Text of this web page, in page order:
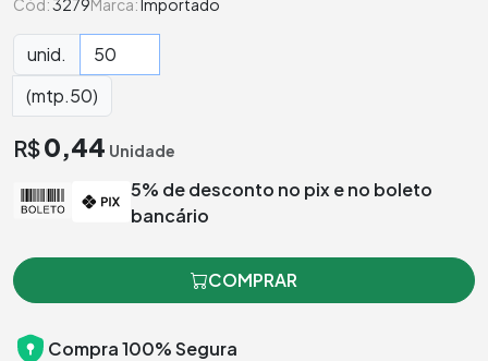
Cód:3279Marca:Importado
unid.
(mtp.50)
R$0,44 Unidade
5% de desconto no pix e no boleto
bancário
COMPRAR
Compra 100% Segura